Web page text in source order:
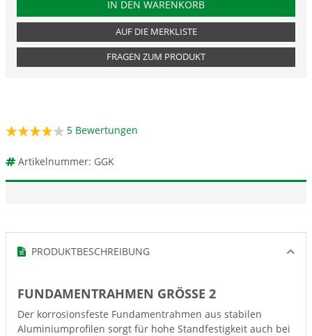
PRODUKTNUMMER GGK
IN DEN WARENKORB
AUF DIE MERKLISTE
FRAGEN ZUM PRODUKT
5 Bewertungen
Artikelnummer: GGK
PRODUKTBESCHREIBUNG
FUNDAMENTRAHMEN GRÖSSE 2
Der korrosionsfeste Fundamentrahmen aus stabilen
Aluminiumprofilen sorgt für hohe Standfestigkeit auch bei